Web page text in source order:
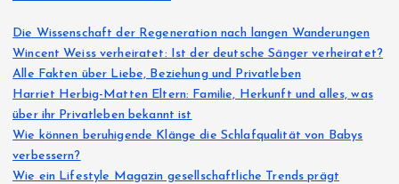
Die Wissenschaft der Regeneration nach langen Wanderungen
Wincent Weiss verheiratet: Ist der deutsche Sänger verheiratet?
Alle Fakten über Liebe, Beziehung und Privatleben
Harriet Herbig-Matten Eltern: Familie, Herkunft und alles, was
über ihr Privatleben bekannt ist
Wie können beruhigende Klänge die Schlafqualität von Babys
verbessern?
Wie ein Lifestyle Magazin gesellschaftliche Trends prägt